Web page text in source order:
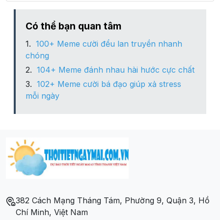
Phường Việt Hùng
Xã Châu Phong
Xã Chi Lăng
Xã Đức Long
Xã Mộ Đạo
Có thể bạn quan tâm
100+ Meme cười đểu lan truyền nhanh
chóng
104+ Meme đánh nhau hài hước cực chất
102+ Meme cười bá đạo giúp xả stress
mỗi ngày
382 Cách Mạng Tháng Tám, Phường 9, Quận 3, Hồ
Chí Minh, Việt Nam